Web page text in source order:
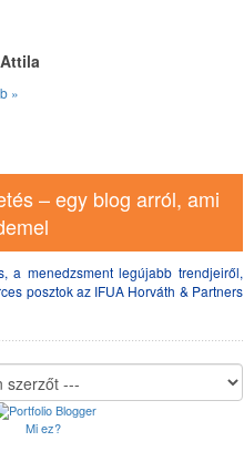
»
– egy blog arról, ami
a menedzsment legújabb trendjeiről,
posztok az IFUA Horváth & Partners
Mi ez?